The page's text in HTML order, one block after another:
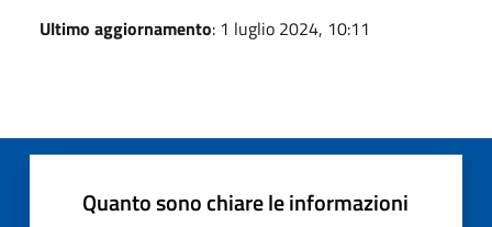
Ultimo aggiornamento: 1 luglio 2024, 10:11
Quanto sono chiare le informazioni